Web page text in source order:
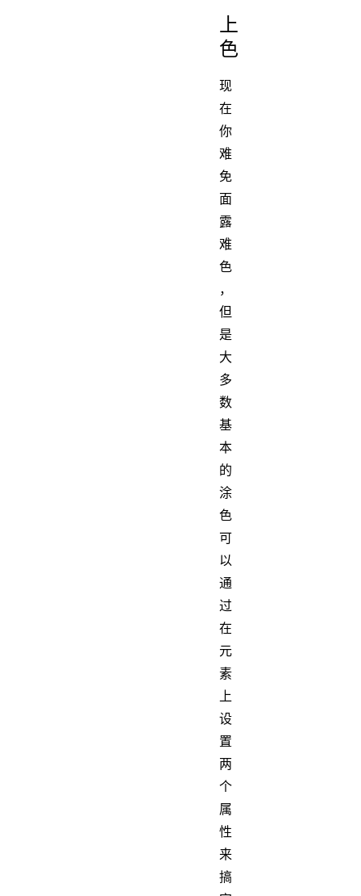
上
色
现
在
你
难
免
面
露
难
色
，
但
是
大
多
数
基
本
的
涂
色
可
以
通
过
在
元
素
上
设
置
两
个
属
性
来
搞